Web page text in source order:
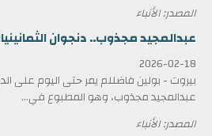
المصدر: الأنباء
عبدالمجيد مجذوب.. دنجوان
2026-02-18
بيروت - بولين فاضللم يمر حتى اليوم على
عبدالمجيد مجذوب، وهو المطبوع في...
المصدر: الأنباء